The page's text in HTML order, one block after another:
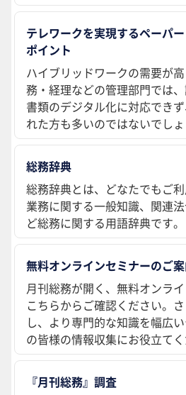
テレワークを実現するペーパ
ポイント
ハイブリッドワークの需要が
務・経理などの管理部門では
書類のデジタル化に対応でき
れた方も多いのではないでしょ
総務辞典
総務辞典とは、どなたでもご
業務に関する一般知識、関連
ど総務に関する用語辞典です。
無料オンラインセミナーのご
月刊総務が開く、無料オンラ
こちらからご確認ください。
し、より専門的な知識を幅広
の皆様の情報収集にお役立てく
『月刊総務』調査